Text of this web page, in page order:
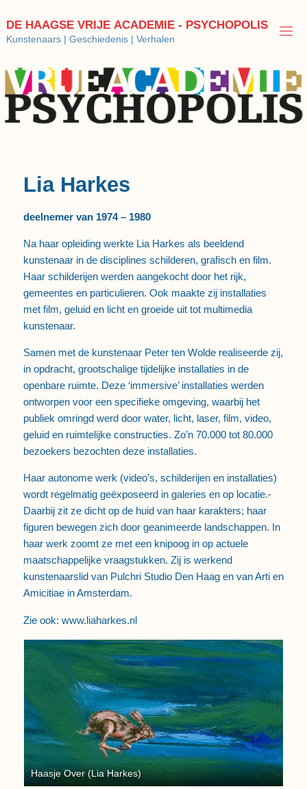
naar
de
DE HAAGSE VRIJE ACADEMIE - PSYCHOPOLIS
Kunstenaars | Geschiedenis | Verhalen
Lia Harkes
deelnemer van 1974 – 1980
Na haar opleiding werkte Lia Harkes als beeldend
kunstenaar in de disciplines schilderen, grafisch en film.
Haar schilderijen werden aangekocht door het rijk,
gemeentes en particulieren. Ook maakte zij installaties
met film, geluid en licht en groeide uit tot multimedia
kunstenaar.
Samen met de kunstenaar Peter ten Wolde realiseerde zij,
in opdracht, grootschalige tijdelijke installaties in de
openbare ruimte. Deze ‘immersive’ installaties werden
ontworpen voor een specifieke omgeving, waarbij het
publiek omringd werd door water, licht, laser, film, video,
geluid en ruimtelijke constructies. Zo’n 70.000 tot 80.000
bezoekers bezochten deze installaties.
Haar autonome werk (video’s, schilderijen en installaties)
wordt regelmatig geëxposeerd in galeries en op locatie.-
Daarbij zit ze dicht op de huid van haar karakters; haar
figuren bewegen zich door geanimeerde landschappen. In
haar werk zoomt ze met een knipoog in op actuele
maatschappelijke vraagstukken. Zij is werkend
kunstenaarslid van Pulchri Studio Den Haag en van Arti en
Amicitiae in Amsterdam.
Zie ook: www.liaharkes.nl
Haasje Over (Lia Harkes)